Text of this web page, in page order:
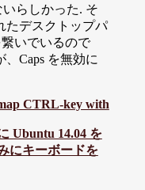
らしかった. そ
たデスクトップパ
いでいるので
Caps を無効に
CTRL-key with
Ubuntu 14.04 を
にキーボードを